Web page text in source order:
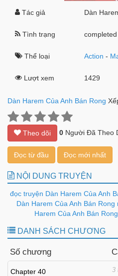
Tác giả Dàn
Tình trạng completed
Thể loại Action -
Lượt xem 1429
Dàn Harem Của Anh Bán Rong
Theo dõi 0 Người Đã Theo
Đọc từ đầu Đọc mới nhất
NỘI DUNG TRUYỆN
đọc truyện Dàn Harem Của Anh
Dàn Harem Của Anh Bán
Harem Của Anh Bán
DANH SÁCH CHƯƠNG
Số chương
Chapter 40 3